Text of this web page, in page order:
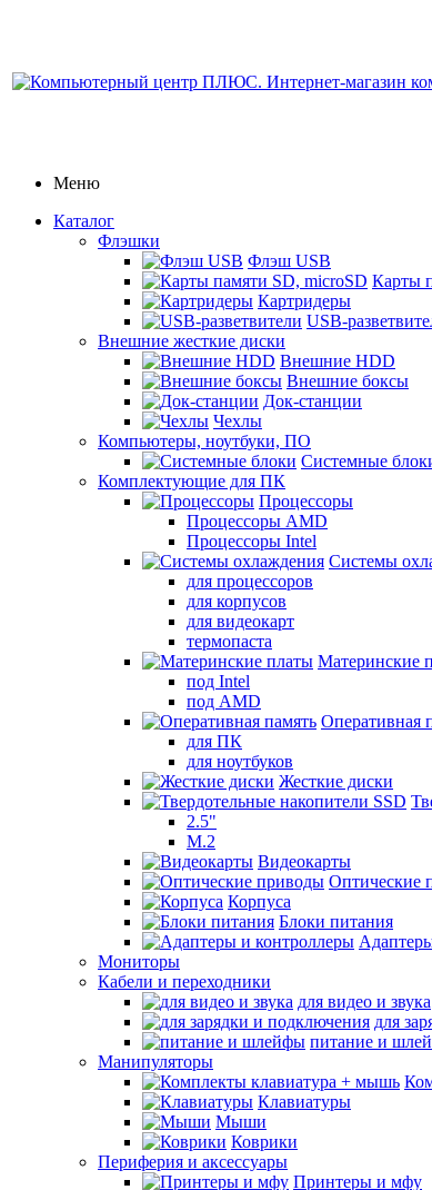
Меню
Каталог
Флэшки
Флэш USB
Карты
Картридеры
USB-
Внешние жесткие диски
Внешние HDD
Внешние боксы
Док-станции
Чехлы
Компьютеры, ноутбуки, ПО
Системные
Комплектующие для ПК
Процессоры
Процессоры AMD
Процессоры Intel
Системы
для процессоров
для корпусов
для видеокарт
термопаста
Материнские
под Intel
под AMD
Оперативная
для ПК
для ноутбуков
Жесткие диски
2.5"
M.2
Видеокарты
Оптические
Корпуса
Блоки питания
Мониторы
Кабели и переходники
для видео и звука
для
питание и
Манипуляторы
Клавиатуры
Мыши
Коврики
Периферия и аксессуары
Принтеры и мфу